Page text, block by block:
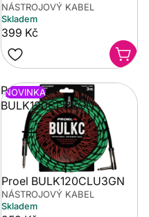
NÁSTROJOVÝ KABEL
Skladem
399 Kč
Proel
BULK120CLU3GN
NOVINKA
Proel BULK120CLU3GN
NÁSTROJOVÝ KABEL
Skladem